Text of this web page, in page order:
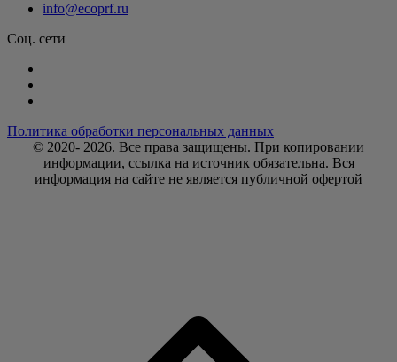
info@ecoprf.ru
Соц. сети
Политика обработки персональных данных
© 2020- 2026. Bce права защищены. При копировании
информации, ссылка на источник обязательна. Вся
информация на сайте не является публичной офертой